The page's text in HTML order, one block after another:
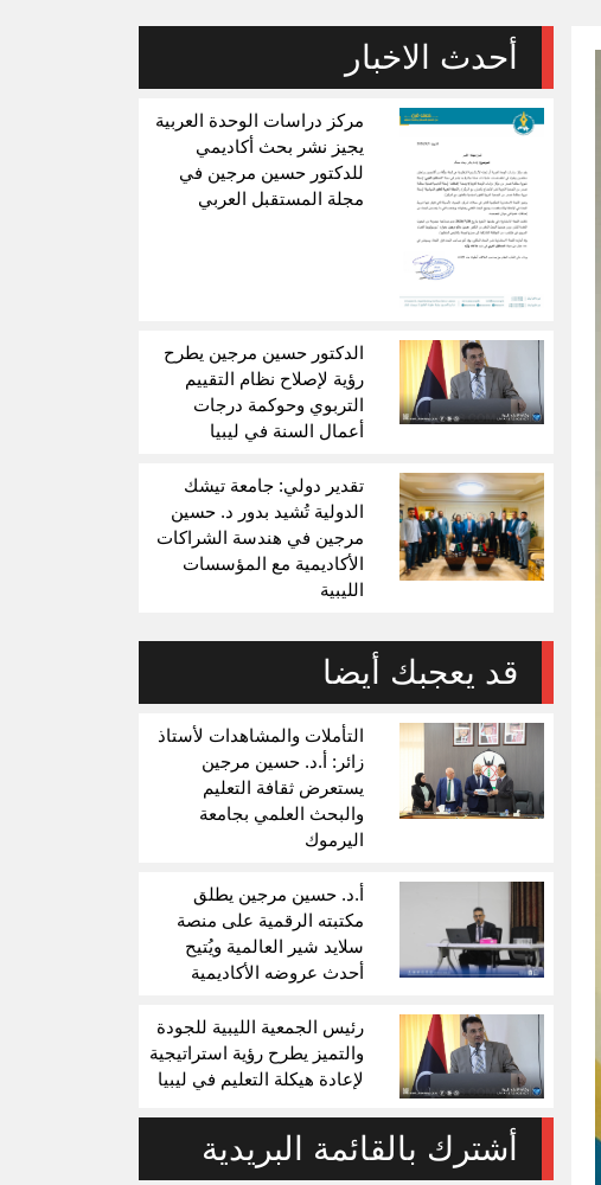
أحدث الاخبار
مركز دراسات الوحدة العربية
يجيز نشر بحث أكاديمي
للدكتور حسين مرجين في
مجلة المستقبل العربي
الدكتور حسين مرجين يطرح
رؤية لإصلاح نظام التقييم
التربوي وحوكمة درجات
أعمال السنة في ليبيا
تقدير دولي: جامعة تيشك
الدولية تُشيد بدور د. حسين
مرجين في هندسة الشراكات
الأكاديمية مع المؤسسات
الليبية
قد يعجبك أيضا
التأملات والمشاهدات لأستاذ
زائر: أ.د. حسين مرجين
يستعرض ثقافة التعليم
والبحث العلمي بجامعة
اليرموك
أ.د. حسين مرجين يطلق
مكتبته الرقمية على منصة
سلايد شير العالمية ويُتيح
أحدث عروضه الأكاديمية
رئيس الجمعية الليبية للجودة
والتميز يطرح رؤية استراتيجية
لإعادة هيكلة التعليم في ليبيا
أشترك بالقائمة البريدية